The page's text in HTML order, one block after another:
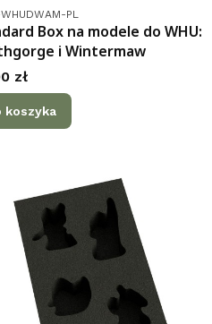
PL
Box na modele do WHU:
i Wintermaw
zł
koszyka